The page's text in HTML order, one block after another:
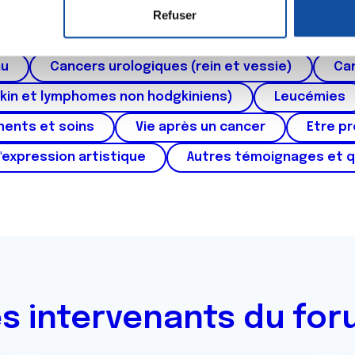
de publicité et d'analyse, qui peuvent combiner celles-ci
ont collectées lors de votre utilisation de leurs services.
Refuser
et des voies respiratoires
Cancer de l'appareil génital féminin (col
Cancers urologiques (rein et vessie)
et lymphomes non hodgkiniens) Leucémies
et soins Vie après un cancer Etre
artistique Autres témoignages et
intervenants du